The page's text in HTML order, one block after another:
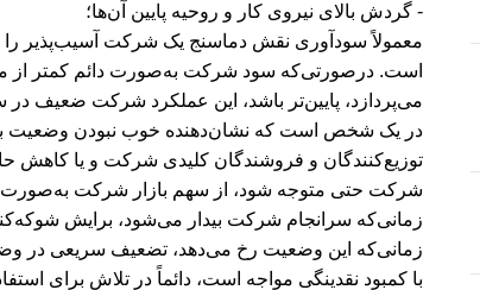
- گردش بالای نیروی کار و روحیه پایین آن‌ها؛
معمولاً سودآوری نقش دماسنج یک شرکت آسیب‌پذیر را
است. درصورتی‌که سود شرکت به‌صورت دائم کمتر از
می‌پردازد، پایین‌تر باشد، این عملکرد شرکت ضعیف
در یک شخص است که نشان‌دهنده خوب نبودن وضعیت
توزیع‌کنندگان و فروشندگان کلیدی شرکت و یا کاهش
شرکت حتی متوجه شود، از سهم بازار شرکت به‌صورت
زمانی‌که سرانجام شرکت بیدار می‌شود، برایش
زمانی‌که این وضعیت رخ می‌دهد، تضعیف سریعی در
با کمبود نقدینگی مواجه است، دائماً در تلاش برای